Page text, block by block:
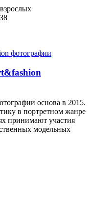
основа в 2015.
в портретном жанре
принимают участия
модельных